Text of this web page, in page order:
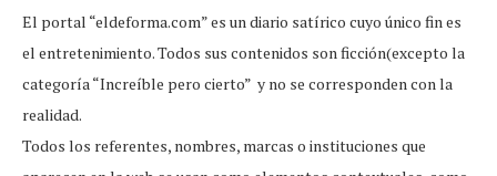
El portal “eldeforma.com” es un diario satírico cuyo único fin es
el entretenimiento. Todos sus contenidos son ficción(excepto la
categoría “Increíble pero cierto” y no se corresponden con la
realidad.
Todos los referentes, nombres, marcas o instituciones que